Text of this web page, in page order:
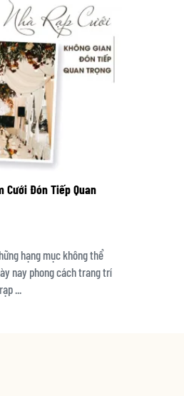
Cưới Đón Tiếp Quan
hạng mục không thể
nay phong cách trang trí
...